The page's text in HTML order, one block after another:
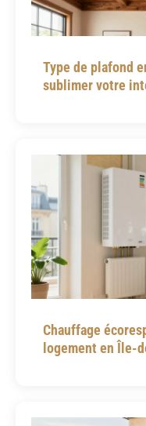
Type de plafond
sublimer votre
Chauffage
logement en Île-